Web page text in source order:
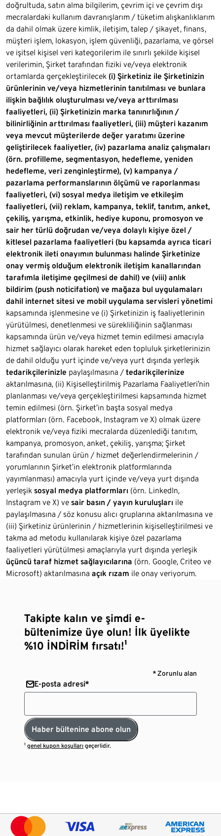
doğrultuda, satın alma bilgilerim, çevrim içi ve çevrim dışı
mecralardaki kullanım davranışlarım / tüketim alışkanlıklarım
da dahil olmak üzere kimlik, iletişim, talep / şikayet, finans,
müşteri işlem, lokasyon, işlem güvenliği, pazarlama, ve görsel
ve işitsel kişisel veri kategorilerim ile sınırlı şekilde kişisel
verilerimin, Şirket tarafından fiziki ve/veya elektronik
ortamlarda gerçekleştirilecek (i) Şirketiniz ile Şirketinizin
ürünlerinin ve/veya hizmetlerinin tanıtılması ve bunlara
ilişkin bağlılık oluşturulması ve/veya arttırılması
faaliyetleri, (ii) Şirketinizin marka tanınırlığının /
bilinirliğinin arttırılması faaliyetleri, (iii) müşteri kazanım
veya mevcut müşterilerde değer yaratımı üzerine
geliştirilecek faaliyetler, (iv) pazarlama analiz çalışmaları
(örn. profilleme, segmentasyon, hedefleme, yeniden
hedefleme, veri zenginleştirme), (v) kampanya /
pazarlama performanslarının ölçümü ve raporlanması
faaliyetleri, (vi) sosyal medya iletişim ve etkileşim
faaliyetleri, (vii) reklam, kampanya, teklif, tanıtım, anket,
çekiliş, yarışma, etkinlik, hediye kuponu, promosyon ve
sair her türlü doğrudan ve/veya dolaylı kişiye özel /
kitlesel pazarlama faaliyetleri (bu kapsamda ayrıca ticari
elektronik ileti onayımın bulunması halinde Şirketinize
onay vermiş olduğum elektronik iletişim kanallarından
tarafımla iletişime geçilmesi de dahil) ve (viii) anlık
bildirim (push noticifation) ve mağaza bul uygulamaları
dahil internet sitesi ve mobil uygulama servisleri yönetimi
kapsamında işlenmesine ve (i) Şirketinizin iş faaliyetlerinin
yürütülmesi, denetlenmesi ve sürekliliğinin sağlanması
kapsamında ürün ve/veya hizmet temin edilmesi amacıyla
hizmet sağlayıcı olarak hareket eden topluluk şirketlerinizin
de dahil olduğu yurt içinde ve/veya yurt dışında yerleşik
tedarikçilerinizle paylaşılmasına / tedarikçilerinize
aktarılmasına, (ii) Kişiselleştirilmiş Pazarlama Faaliyetleri’nin
planlanması ve/veya gerçekleştirilmesi kapsamında hizmet
temin edilmesi (örn. Şirket’in başta sosyal medya
platformları (örn. Facebook, Instagram ve X) olmak üzere
elektronik ve/veya fiziki mecralarda düzenlediği tanıtım,
kampanya, promosyon, anket, çekiliş, yarışma; Şirket
tarafından sunulan ürün / hizmet değerlendirmelerinin /
yorumlarının Şirket’in elektronik platformlarında
yayımlanması) amacıyla yurt içinde ve/veya yurt dışında
yerleşik sosyal medya platformları (örn. LinkedIn,
Instagram ve X) ve sair basın / yayın kuruluşları ile
paylaşılmasına / söz konusu alıcı gruplarına aktarılmasına ve
(iii) Şirketiniz ürünlerinin / hizmetlerinin kişiselleştirilmesi ve
takma ad metodu kullanılarak kişiye özel pazarlama
faaliyetleri yürütülmesi amaçlarıyla yurt dışında yerleşik
üçüncü taraf hizmet sağlayıcılarına (örn. Google, Criteo ve
Microsoft) aktarılmasına açık rızam ile onay veriyorum.
Takipte kalın ve şimdi e-
bültenimize üye olun! İlk üyelikte
%10 İNDİRİM fırsatı!¹
* Zorunlu alan
E-posta adresi*
Haber bültenine abone olun
¹genel kupon koşulları geçerlidir.